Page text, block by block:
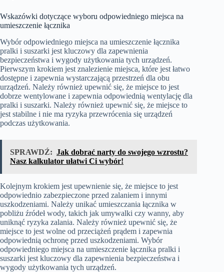
Wskazówki dotyczące wyboru odpowiedniego miejsca na
umieszczenie łącznika
Wybór odpowiedniego miejsca na umieszczenie łącznika
pralki i suszarki jest kluczowy dla zapewnienia
bezpieczeństwa i wygody użytkowania tych urządzeń.
Pierwszym krokiem jest znalezienie miejsca, które jest łatwo
dostępne i zapewnia wystarczającą przestrzeń dla obu
urządzeń. Należy również upewnić się, że miejsce to jest
dobrze wentylowane i zapewnia odpowiednią wentylację dla
pralki i suszarki. Należy również upewnić się, że miejsce to
jest stabilne i nie ma ryzyka przewrócenia się urządzeń
podczas użytkowania.
SPRAWDŹ: Jak dobrać narty do swojego wzrostu?
Nasz kalkulator ułatwi Ci wybór!
Kolejnym krokiem jest upewnienie się, że miejsce to jest
odpowiednio zabezpieczone przed zalaniem i innymi
uszkodzeniami. Należy unikać umieszczania łącznika w
pobliżu źródeł wody, takich jak umywalki czy wanny, aby
uniknąć ryzyka zalania. Należy również upewnić się, że
miejsce to jest wolne od przeciążeń prądem i zapewnia
odpowiednią ochronę przed uszkodzeniami. Wybór
odpowiedniego miejsca na umieszczenie łącznika pralki i
suszarki jest kluczowy dla zapewnienia bezpieczeństwa i
wygody użytkowania tych urządzeń.